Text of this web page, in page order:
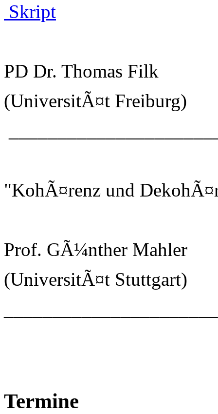
Skript
PD Dr. Thomas Filk
(UniversitÃ¤t Freiburg)
"KohÃ¤renz und
Prof. GÃ¼nther Mahler
(UniversitÃ¤t Stuttgart)
Termine